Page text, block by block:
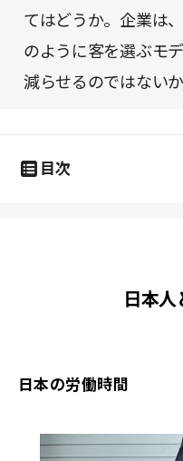
てはどうか。企業は
のように客を選ぶモ
減らせるのではないか
目次
日本
日本の労働時間